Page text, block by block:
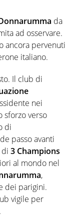
da
ad osservare.
ancora pervenuti
italiano.
Il club di
nei
sforzo verso
di
passo avanti
di 3 Champions
al mondo nel
,
dei parigini.
vigile per